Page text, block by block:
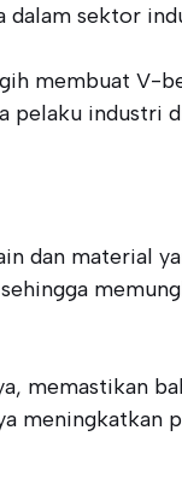
sektor
membuat V-
pelaku industri
dan material
memastikan